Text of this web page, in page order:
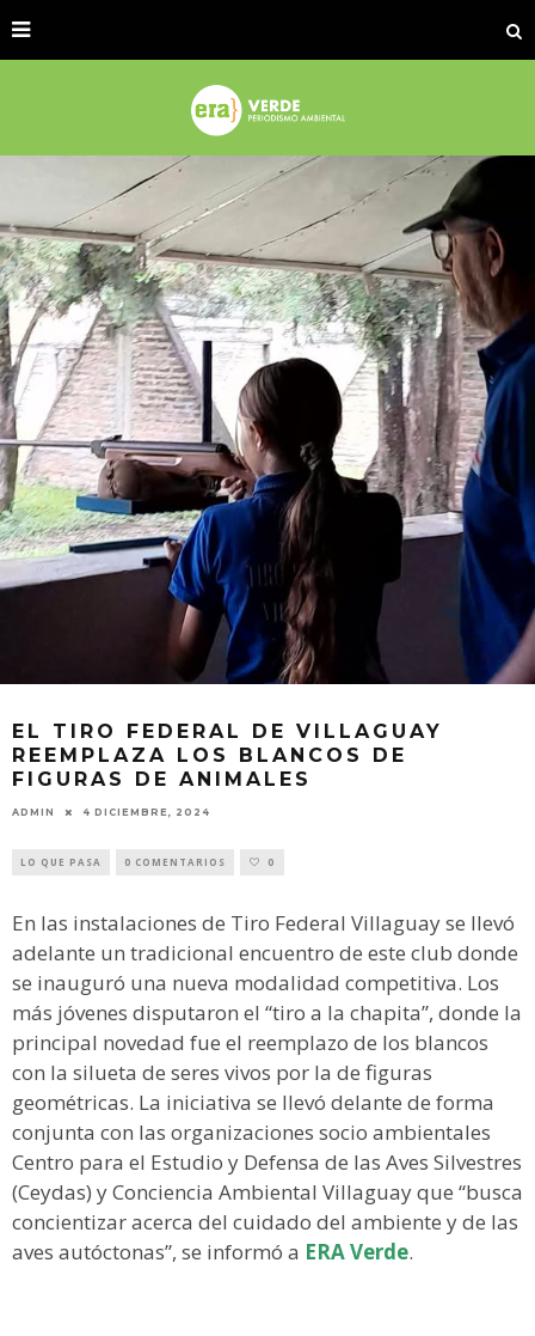
EL TIRO FEDERAL DE VILLAGUAY
REEMPLAZA LOS BLANCOS DE
FIGURAS DE ANIMALES
ADMIN 4 DICIEMBRE, 2024
LO QUE PASA 0 COMENTARIOS 0
En las instalaciones de Tiro Federal Villaguay se llevó
adelante un tradicional encuentro de este club donde
se inauguró una nueva modalidad competitiva. Los
más jóvenes disputaron el “tiro a la chapita”, donde la
principal novedad fue el reemplazo de los blancos
con la silueta de seres vivos por la de figuras
geométricas. La iniciativa se llevó delante de forma
conjunta con las organizaciones socio ambientales
Centro para el Estudio y Defensa de las Aves Silvestres
(Ceydas) y Conciencia Ambiental Villaguay que “busca
concientizar acerca del cuidado del ambiente y de las
aves autóctonas”, se informó a ERA Verde.